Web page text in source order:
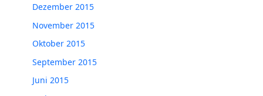
Dezember 2015
November 2015
Oktober 2015
September 2015
Juni 2015